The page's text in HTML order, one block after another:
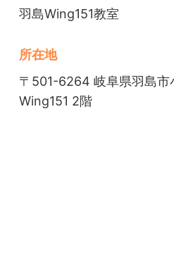
羽島Wing151教室
所在地
〒501-6264 岐阜県羽島市
Wing151 2階